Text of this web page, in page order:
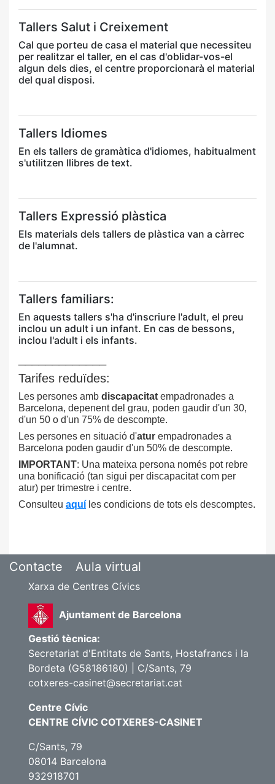
Tallers Salut i Creixement
Cal que porteu de casa el material que necessiteu
per realitzar el taller, en el cas d'oblidar-vos-el
algun dels dies, el centre proporcionarà el material
del qual disposi.
Tallers Idiomes
En els tallers de gramàtica d'idiomes, habitualment
s'utilitzen llibres de text.
Tallers Expressió plàstica
Els materials dels tallers de plàstica van a càrrec
de l'alumnat.
Tallers familiars:
En aquests tallers s'ha d'inscriure l'adult, el preu
inclou un adult i un infant. En cas de bessons,
inclou l'adult i els infants.
Tarifes reduïdes:
Les persones amb discapacitat empadronades a
Barcelona, depenent del grau, poden gaudir d'un 30,
d'un 50 o d'un 75% de descompte.
Les persones en situació d'atur empadronades a
Barcelona poden gaudir d'un 50% de descompte.
IMPORTANT: Una mateixa persona només pot rebre
una bonificació (tan sigui per discapacitat com per
atur) per trimestre i centre.
Consulteu aquí les condicions de tots els descomptes.
Contacte Aula virtual
Xarxa de Centres Cívics
Ajuntament de Barcelona
Gestió tècnica:
Secretariat d'Entitats de Sants, Hostafrancs i la
Bordeta (G58186180) | C/Sants, 79
cotxeres-casinet@secretariat.cat
Centre Cívic
CENTRE CÍVIC COTXERES-CASINET
C/Sants, 79
08014 Barcelona
932918701